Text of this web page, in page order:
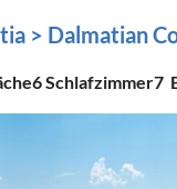
> Dalmatian
6Schlafzimmer7